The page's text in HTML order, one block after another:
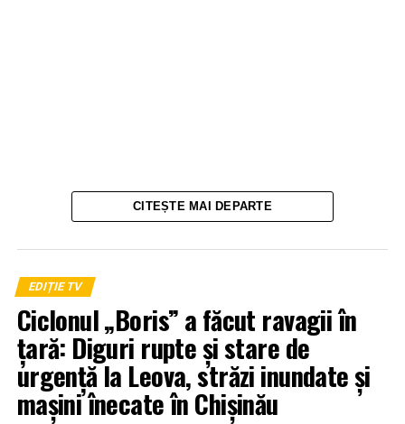
CITEȘTE MAI DEPARTE
EDIȚIE TV
Ciclonul „Boris” a făcut ravagii în
țară: Diguri rupte și stare de
urgență la Leova, străzi inundate și
mașini înecate în Chișinău